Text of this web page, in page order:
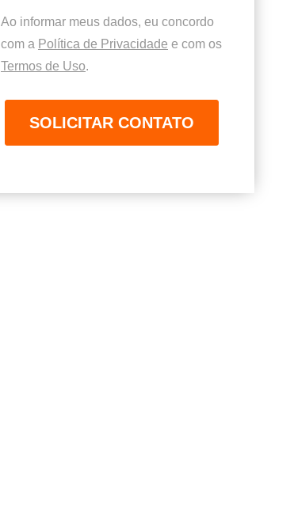
Ao informar meus dados, eu concordo
com a Política de Privacidade e com os
Termos de Uso.
SOLICITAR CONTATO